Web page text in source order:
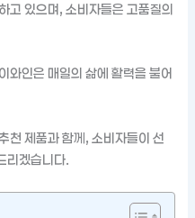
고 있으며, 소비자들은 고품질의
와인은 매일의 삶에 활력을 불어
천 제품과 함께, 소비자들이 선
리겠습니다.